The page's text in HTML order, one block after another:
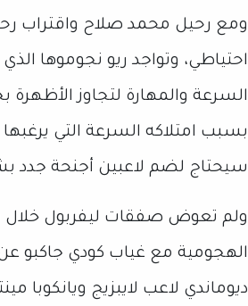
ومع رحيل محمد صلاح واقتراب
احتياطي، وتواجد ريو نجوموها
السرعة والمهارة لتجاوز الأظهرة
بسبب امتلاكه السرعة التي
سيحتاج لضم لاعبين أجنحة جدد
ولم تعوض صفقات ليفربول خلال
الهجومية مع غياب كودي جاكبو
ديوماندي لاعب لايبزيج ويانكوبا